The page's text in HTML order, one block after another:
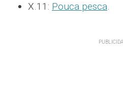
X.11: Pouca pesca.